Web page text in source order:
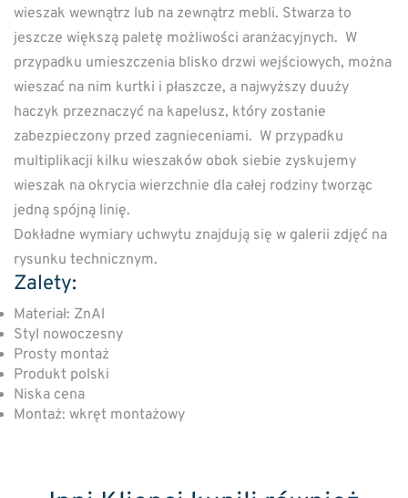
wieszak wewnątrz lub na zewnątrz mebli. Stwarza to
jeszcze większą paletę możliwości aranżacyjnych. W
przypadku umieszczenia blisko drzwi wejściowych, można
wieszać na nim kurtki i płaszcze, a najwyższy duuży
haczyk przeznaczyć na kapelusz, który zostanie
zabezpieczony przed zagnieceniami. W przypadku
multiplikacji kilku wieszaków obok siebie zyskujemy
wieszak na okrycia wierzchnie dla całej rodziny tworząc
jedną spójną linię.
Dokładne wymiary uchwytu znajdują się w galerii zdjęć na
rysunku technicznym.
Zalety:
Materiał: ZnAl
Styl nowoczesny
Prosty montaż
Produkt polski
Niska cena
Montaż: wkręt montażowy